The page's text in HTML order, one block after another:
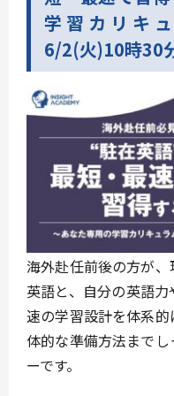
学習カリキ
6/2(火)10時30
海外赴任前後の方が
英語と、自分の英語
速の学習設計を体系
体的な準備方法まで
ーです。